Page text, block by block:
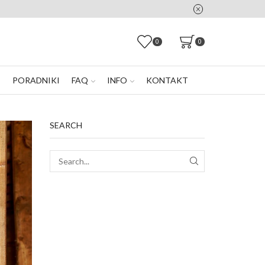
0 0
PORADNIKI FAQ INFO KONTAKT
SEARCH
SEARCH